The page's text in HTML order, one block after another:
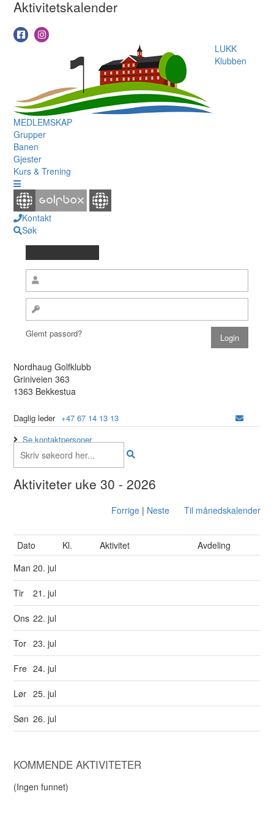
Aktivitetskalender
LUKK
Klubben
MEDLEMSKAP
Grupper
Banen
Gjester
Kurs & Trening
Kontakt
Søk
Glemt passord?
Nordhaug Golfklubb
Griniveien 363
1363 Bekkestua
Daglig leder +47 67 14 13 13
Se kontaktpersoner
Aktiviteter uke 30 - 2026
Forrige| Neste Til månedskalender
Dato Kl. Aktivitet
Avdeling
Man20. jul
Tir 21. jul
Ons 22. jul
Tor 23. jul
Fre 24. jul
Lør 25. jul
Søn 26. jul
KOMMENDE AKTIVITETER
(Ingen funnet)